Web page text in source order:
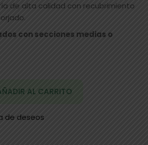
de alta calidad con recubrimiento
con secciones medias o
AL CARRITO
de deseos